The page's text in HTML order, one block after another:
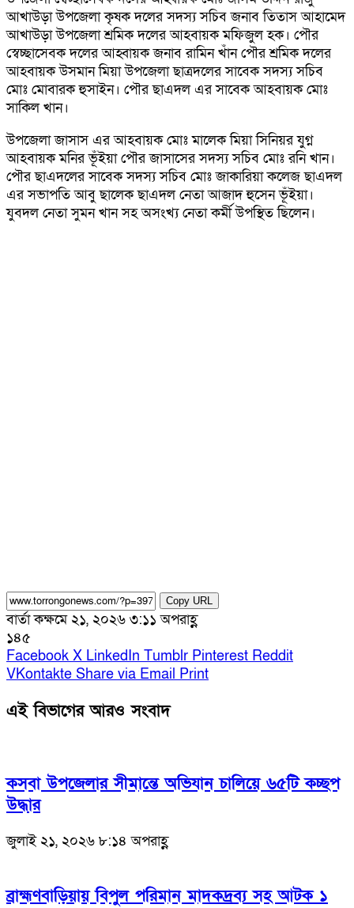
আখাউড়া উপজেলা কৃষক দলের সদস্য সচিব জনাব তিতাস আহামেদ
আখাউড়া উপজেলা শ্রমিক দলের আহবায়ক মফিজুল হক। পৌর
স্বেচ্ছাসেবক দলের আহ্বায়ক জনাব রামিন খাঁন পৌর শ্রমিক দলের
আহবায়ক উসমান মিয়া উপজেলা ছাত্রদলের সাবেক সদস্য সচিব
মোঃ মোবারক হুসাইন। পৌর ছাএদল এর সাবেক আহবায়ক মোঃ
সাকিল খান।
উপজেলা জাসাস এর আহবায়ক মোঃ মালেক মিয়া সিনিয়র যুগ্ন
আহবায়ক মনির ভূঁইয়া পৌর জাসাসের সদস্য সচিব মোঃ রনি খান।
পৌর ছাএদলের সাবেক সদস্য সচিব মোঃ জাকারিয়া কলেজ ছাএদল
এর সভাপতি আবু ছালেক ছাএদল নেতা আজাদ হুসেন ভূঁইয়া।
যুবদল নেতা সুমন খান সহ অসংখ্য নেতা কর্মী উপস্থিত ছিলেন।
Copy URL
বার্তা কক্ষমে ২১, ২০২৬ ৩:১১ অপরাহ্ণ
১৪৫
Facebook X LinkedIn Tumblr Pinterest Reddit
VKontakte Share via Email Print
এই বিভাগের আরও সংবাদ
কসবা উপজেলার সীমান্তে অভিযান চালিয়ে ৬৫টি কচ্ছপ
উদ্ধার
জুলাই ২১, ২০২৬ ৮:১৪ অপরাহ্ণ
ব্রাহ্মণবাড়িয়ায় বিপুল পরিমান মাদকদ্রব্য সহ আটক ১